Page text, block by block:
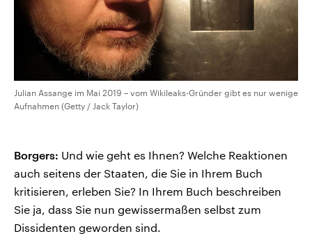
Julian Assange im Mai 2019 – vom Wikileaks-Gründer gibt es nur wenige
Aufnahmen (Getty / Jack Taylor)
Borgers: Und wie geht es Ihnen? Welche Reaktionen
auch seitens der Staaten, die Sie in Ihrem Buch
kritisieren, erleben Sie? In Ihrem Buch beschreiben
Sie ja, dass Sie nun gewissermaßen selbst zum
Dissidenten geworden sind.